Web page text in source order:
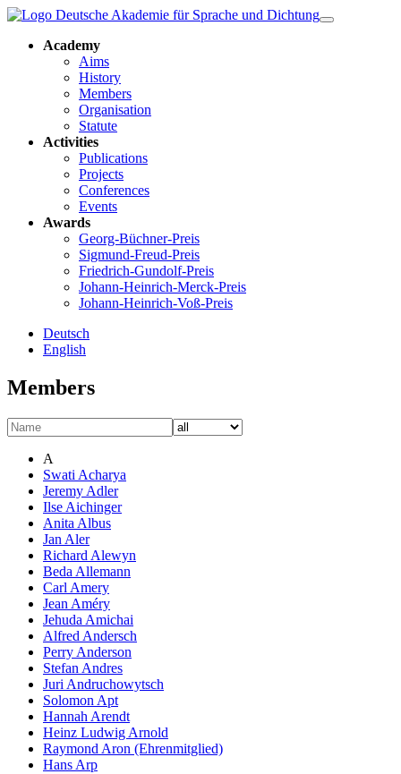
Academy
Aims
History
Members
Organisation
Statute
Activities
Publications
Projects
Conferences
Events
Awards
Georg-Büchner-Preis
Sigmund-Freud-Preis
Friedrich-Gundolf-Preis
Johann-Heinrich-Merck-Preis
Johann-Heinrich-Voß-Preis
Deutsch
English
Members
A
Swati Acharya
Jeremy Adler
Ilse Aichinger
Anita Albus
Jan Aler
Richard Alewyn
Beda Allemann
Carl Amery
Jean Améry
Jehuda Amichai
Alfred Andersch
Perry Anderson
Stefan Andres
Juri Andruchowytsch
Solomon Apt
Hannah Arendt
Heinz Ludwig Arnold
Raymond Aron (Ehrenmitglied)
Hans Arp